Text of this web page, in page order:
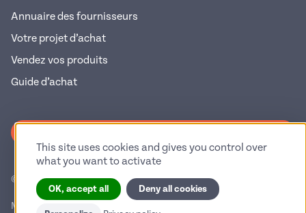
Annuaire des fournisseurs
Votre projet d’achat
Vendez vos produits
Guide d’achat
© 2026 Pop Industrie – Tous droits réservés
Mentions légales
This site uses cookies and gives you control over
what you want to activate
OK, accept all Deny all cookies